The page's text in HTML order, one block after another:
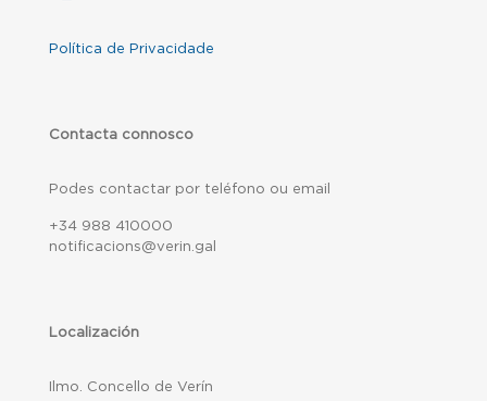
Política de Privacidade
Contacta connosco
Podes contactar por teléfono ou email
+34 988 410000
notificacions@verin.gal
Localización
Ilmo. Concello de Verín